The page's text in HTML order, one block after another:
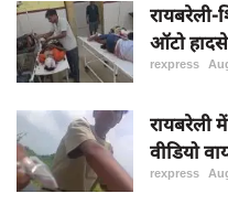
रायबरेली-
ऑटो
rexpress
रायबरेली
वीडियो
rexpress